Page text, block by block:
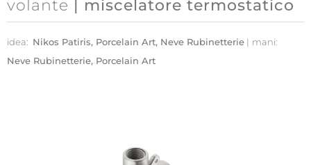
volante | miscelatore termostatico
idea: Nikos Patiris, Porcelain Art, Neve Rubinetterie
mani:
Neve Rubinetterie, Porcelain Art